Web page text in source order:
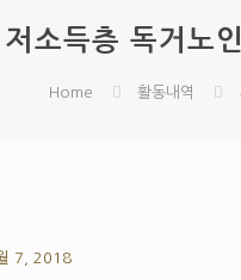
저소득층 독거노
Home 활동내역
7, 2018